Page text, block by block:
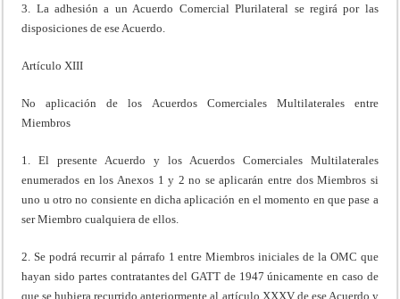
3. La adhesión a un Acuerdo Comercial Plurilateral se regirá por las
disposiciones de ese Acuerdo.
Artículo XIII
No aplicación de los Acuerdos Comerciales Multilaterales entre
Miembros
1. El presente Acuerdo y los Acuerdos Comerciales Multilaterales
enumerados en los Anexos 1 y 2 no se aplicarán entre dos Miembros si
uno u otro no consiente en dicha aplicación en el momento en que pase a
ser Miembro cualquiera de ellos.
2. Se podrá recurrir al párrafo 1 entre Miembros iniciales de la OMC que
hayan sido partes contratantes del GATT de 1947 únicamente en caso de
que se hubiera recurrido anteriormente al artículo XXXV de ese Acuerdo y